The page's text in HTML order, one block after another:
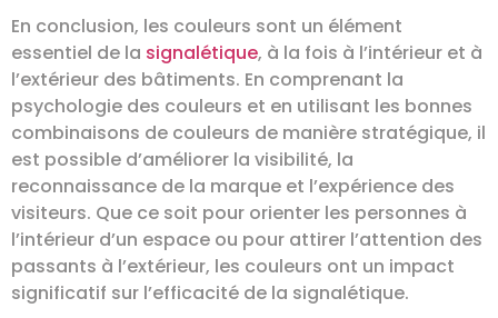
En conclusion, les couleurs sont un élément
essentiel de la signalétique, à la fois à l’intérieur et à
l’extérieur des bâtiments. En comprenant la
psychologie des couleurs et en utilisant les bonnes
combinaisons de couleurs de manière stratégique, il
est possible d’améliorer la visibilité, la
reconnaissance de la marque et l’expérience des
visiteurs. Que ce soit pour orienter les personnes à
l’intérieur d’un espace ou pour attirer l’attention des
passants à l’extérieur, les couleurs ont un impact
significatif sur l’efficacité de la signalétique.